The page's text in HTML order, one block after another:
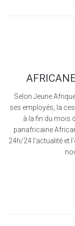
Selon Jeune
ses employés, la
à la fin du mois
panafricaine
24h/24 l’actualité et